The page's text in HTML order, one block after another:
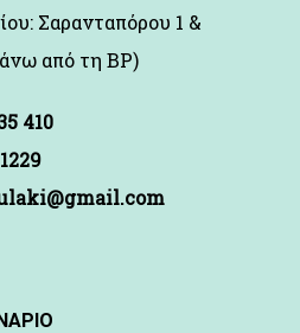
Σαρανταπόρου 1 &
από τη BP)
410